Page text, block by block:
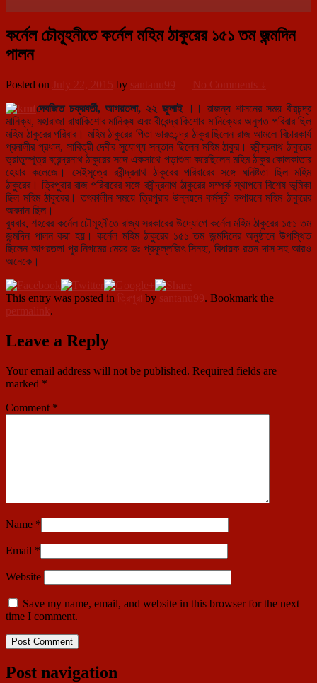
কর্নেল চৌমূহনীতে কর্নেল মহিম ঠাকুরের ১৫১ তম জন্মদিন
পালন
Posted on July 22, 2015 by santanu99 — No Comments ↓
দেবজিত চক্রবর্তী, আগরতলা, ২২ জুলাই ।। রাজন্য শাসনের সময় বীরচন্দ্র
মানিক্য, মহারাজা রাধাকিশোর মানিক্য এবং বীরেন্দ্র কিশোর মানিক্যের অনুগত পরিবার ছিল
মহিম ঠাকুরের পরিবার। মহিম ঠাকুরের পিতা ভারতচন্দ্র ঠাকুর ছিলেন রাজ আমলে বিচারকার্য
প্রনালীর প্রধান, সাবিত্রী দেবীর সুযোগ্য সন্তান ছিলেন মহিম ঠাকুর। রবীন্দ্রনাথ ঠাকুরের
ভ্রাতুস্পুত্র বরেন্দ্রনাথ ঠাকুরের সঙ্গে একসাথে পড়াশুনা করেছিলেন মহিম ঠাকুর কোলকাতার
হেয়ার কলেজে। সেইসূত্রে রবীন্দ্রনাথ ঠাকুরের পরিবারের সঙ্গে ঘনিষ্টতা ছিল মহিম
ঠাকুরের। ত্রিপুরার রাজ পরিবারের সঙ্গে রবীন্দ্রনাথ ঠাকুরের সম্পর্ক স্থাপনে বিশেষ ভূমিকা
ছিল মহিম ঠাকুরের। তৎকালীন সময়ে ত্রিপুরার উন্নয়নে কর্মসূচী রুপায়নে মহিম ঠাকুরের
অবদান ছিল।
বুধবার, শহরের কর্নেল চৌমূহনীতে রাজ্য সরকারের উদ্যোগে কর্নেল মহিম ঠাকুরের ১৫১ তম
জন্মদিন পালন করা হয়। কর্নেল মহিম ঠাকুরের ১৫১ তম জন্মদিনের অনুষ্ঠানে উপস্থিত
ছিলেন আগরতলা পুর নিগমের মেয়র ডঃ প্রফুল্লজিৎ সিনহা, বিধায়ক রতন দাস সহ আরও
অনেকে।
This entry was posted in ত্রিপুরা by santanu99. Bookmark the
permalink.
Leave a Reply
Your email address will not be published. Required fields are
marked *
Comment *
Name *
Email *
Website
Save my name, email, and website in this browser for the next
time I comment.
Post navigation